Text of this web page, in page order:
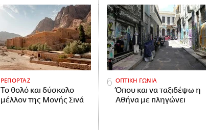
ΡΕΠΟΡΤΑΖ
Το θολό και δύσκολο
μέλλον της Μονής Σινά
ΟΠΤΙΚΗ ΓΩΝΙΑ
Όπου και να ταξιδέψω η
Αθήνα με πληγώνει